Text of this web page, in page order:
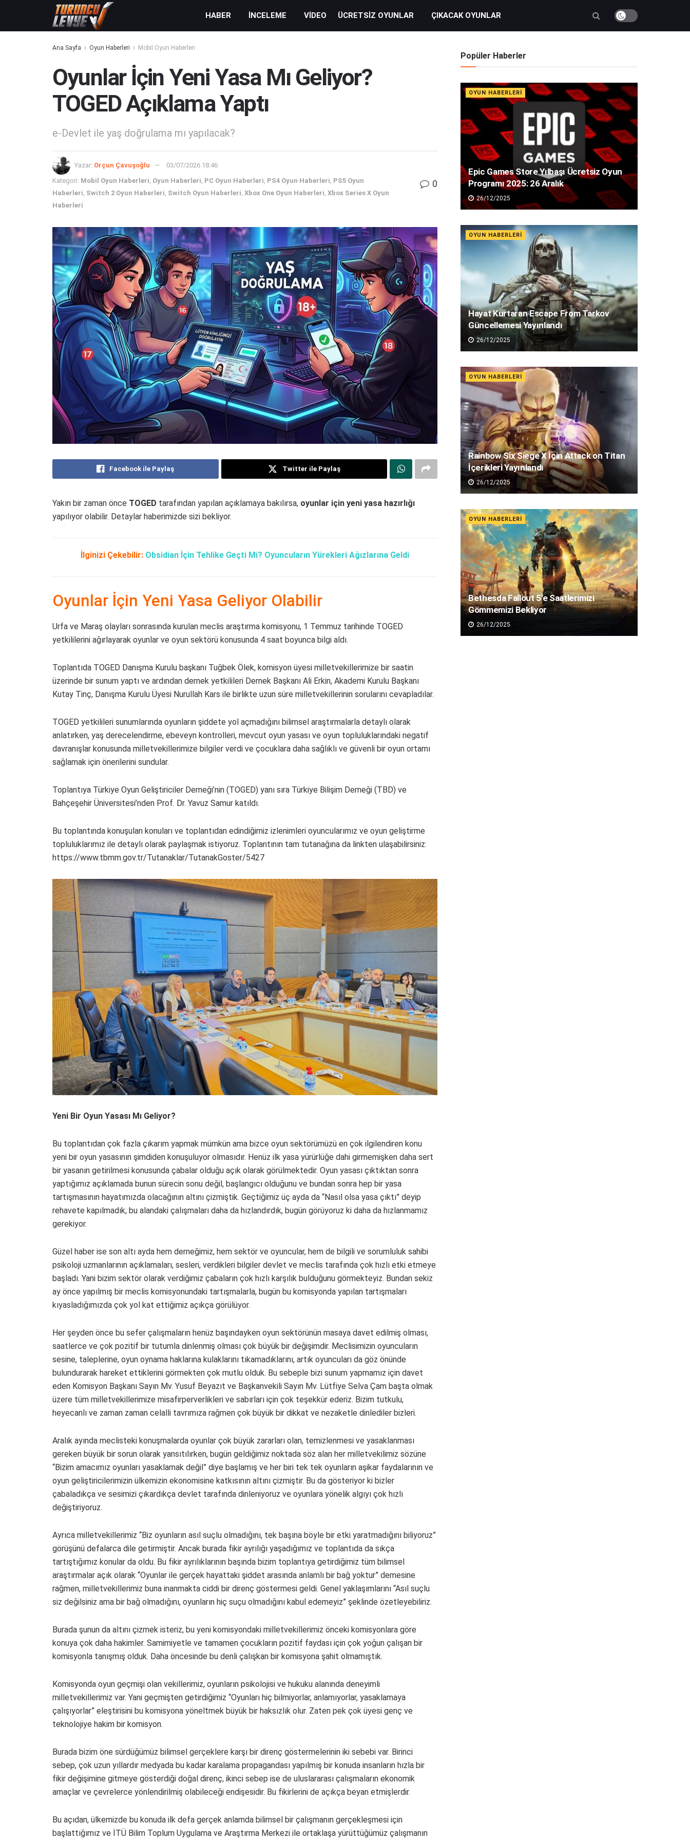
HABER İNCELEME VIDEO ÜCRETSIZ OYUNLAR ÇIKACAK OYUNLAR
Ana Sayfa Oyun Haberleri Mobil Oyun Haberleri
Oyunlar İçin Yeni Yasa Mı Geliyor?
TOGED Açıklama Yaptı
e-Devlet ile yaş doğrulama mı yapılacak?
Yazar: Orçun Çavuşoğlu 03/07/2026 18:46
Kategori: Mobil Oyun Haberleri, Oyun Haberleri, PC Oyun Haberleri, PS4 Oyun Haberleri, PS5 Oyun
Haberleri, Switch 2 Oyun Haberleri, Switch Oyun Haberleri, Xbox One Oyun Haberleri, Xbox Series X Oyun
Haberleri
0
Facebook ile Paylaş Twitter ile Paylaş
Yakın bir zaman önce TOGED tarafından yapılan açıklamaya bakılırsa, oyunlar için yeni yasa hazırlığı
yapılıyor olabilir. Detaylar haberimizde sizi bekliyor.
İlginizi Çekebilir: Obsidian İçin Tehlike Geçti Mi? Oyuncuların Yürekleri Ağızlarına Geldi
Oyunlar İçin Yeni Yasa Geliyor Olabilir
Urfa ve Maraş olayları sonrasında kurulan meclis araştırma komisyonu, 1 Temmuz tarihinde TOGED
yetkililerini ağırlayarak oyunlar ve oyun sektörü konusunda 4 saat boyunca bilgi aldı.
Toplantıda TOGED Danışma Kurulu başkanı Tuğbek Ölek, komisyon üyesi milletvekillerimize bir saatin
üzerinde bir sunum yaptı ve ardından dernek yetkilileri Dernek Başkanı Ali Erkin, Akademi Kurulu Başkanı
Kutay Tinç, Danışma Kurulu Üyesi Nurullah Kars ile birlikte uzun süre milletvekillerinin sorularını cevapladılar.
TOGED yetkilileri sunumlarında oyunların şiddete yol açmadığını bilimsel araştırmalarla detaylı olarak
anlatırken, yaş derecelendirme, ebeveyn kontrolleri, mevcut oyun yasası ve oyun topluluklarındaki negatif
davranışlar konusunda milletvekillerimize bilgiler verdi ve çocuklara daha sağlıklı ve güvenli bir oyun ortamı
sağlamak için önerilerini sundular.
Toplantıya Türkiye Oyun Geliştiriciler Derneği’nin (TOGED) yanı sıra Türkiye Bilişim Derneği (TBD) ve
Bahçeşehir Üniversitesi’nden Prof. Dr. Yavuz Samur katıldı.
Bu toplantında konuşulan konuları ve toplantıdan edindiğimiz izlenimleri oyuncularımız ve oyun geliştirme
topluluklarımız ile detaylı olarak paylaşmak istiyoruz. Toplantının tam tutanağına da linkten ulaşabilirsiniz:
https://www.tbmm.gov.tr/Tutanaklar/TutanakGoster/5427
Yeni Bir Oyun Yasası Mı Geliyor?
Bu toplantıdan çok fazla çıkarım yapmak mümkün ama bizce oyun sektörümüzü en çok ilgilendiren konu
yeni bir oyun yasasının şimdiden konuşuluyor olmasıdır. Henüz ilk yasa yürürlüğe dahi girmemişken daha sert
bir yasanın getirilmesi konusunda çabalar olduğu açık olarak görülmektedir. Oyun yasası çıktıktan sonra
yaptığımız açıklamada bunun sürecin sonu değil, başlangıcı olduğunu ve bundan sonra hep bir yasa
tartışmasının hayatımızda olacağının altını çizmiştik. Geçtiğimiz üç ayda da “Nasıl olsa yasa çıktı” deyip
rehavete kapılmadık, bu alandaki çalışmaları daha da hızlandırdık, bugün görüyoruz ki daha da hızlanmamız
gerekiyor.
Güzel haber ise son altı ayda hem derneğimiz, hem sektör ve oyuncular, hem de bilgili ve sorumluluk sahibi
psikoloji uzmanlarının açıklamaları, sesleri, verdikleri bilgiler devlet ve meclis tarafında çok hızlı etki etmeye
başladı. Yani bizim sektör olarak verdiğimiz çabaların çok hızlı karşılık bulduğunu görmekteyiz. Bundan sekiz
ay önce yapılmış bir meclis komisyonundaki tartışmalarla, bugün bu komisyonda yapılan tartışmaları
kıyasladığımızda çok yol kat ettiğimiz açıkça görülüyor.
Her şeyden önce bu sefer çalışmaların henüz başındayken oyun sektörünün masaya davet edilmiş olması,
saatlerce ve çok pozitif bir tutumla dinlenmiş olması çok büyük bir değişimdir. Meclisimizin oyuncuların
sesine, taleplerine, oyun oynama haklarına kulaklarını tıkamadıklarını, artık oyuncuları da göz önünde
bulundurarak hareket ettiklerini görmekten çok mutlu olduk. Bu sebeple bizi sunum yapmamız için davet
eden Komisyon Başkanı Sayın Mv. Yusuf Beyazıt ve Başkanvekili Sayın Mv. Lütfiye Selva Çam başta olmak
üzere tüm milletvekillerimize misafirperverlikleri ve sabırları için çok teşekkür ederiz. Bizim tutkulu,
heyecanlı ve zaman zaman celalli tavrımıza rağmen çok büyük bir dikkat ve nezaketle dinlediler bizleri.
Aralık ayında meclisteki konuşmalarda oyunlar çok büyük zararları olan, temizlenmesi ve yasaklanması
gereken büyük bir sorun olarak yansıtılırken, bugün geldiğimiz noktada söz alan her milletvekilimiz sözüne
“Bizim amacımız oyunları yasaklamak değil” diye başlamış ve her biri tek tek oyunların aşikar faydalarının ve
oyun geliştiricilerimizin ülkemizin ekonomisine katkısının altını çizmiştir. Bu da gösteriyor ki bizler
çabaladıkça ve sesimizi çıkardıkça devlet tarafında dinleniyoruz ve oyunlara yönelik algıyı çok hızlı
değiştiriyoruz.
Ayrıca milletvekillerimiz “Biz oyunların asıl suçlu olmadığını, tek başına böyle bir etki yaratmadığını biliyoruz”
görüşünü defalarca dile getirmiştir. Ancak burada fikir ayrılığı yaşadığımız ve toplantıda da sıkça
tartıştığımız konular da oldu. Bu fikir ayrılıklarının başında bizim toplantıya getirdiğimiz tüm bilimsel
araştırmalar açık olarak “Oyunlar ile gerçek hayattaki şiddet arasında anlamlı bir bağ yoktur” demesine
rağmen, milletvekillerimiz buna inanmakta ciddi bir direnç göstermesi geldi. Genel yaklaşımlarını “Asıl suçlu
siz değilsiniz ama bir bağ olmadığını, oyunların hiç suçu olmadığını kabul edemeyiz” şeklinde özetleyebiliriz.
Burada şunun da altını çizmek isteriz, bu yeni komisyondaki milletvekillerimiz önceki komisyonlara göre
konuya çok daha hakimler. Samimiyetle ve tamamen çocukların pozitif faydası için çok yoğun çalışan bir
komisyonla tanışmış olduk. Daha öncesinde bu denli çalışkan bir komisyona şahit olmamıştık.
Komisyonda oyun geçmişi olan vekillerimiz, oyunların psikolojisi ve hukuku alanında deneyimli
milletvekillerimiz var. Yani geçmişten getirdiğimiz “Oyunları hiç bilmiyorlar, anlamıyorlar, yasaklamaya
çalışıyorlar” eleştirisini bu komisyona yöneltmek büyük bir haksızlık olur. Zaten pek çok üyesi genç ve
teknolojiye hakim bir komisyon.
Burada bizim öne sürdüğümüz bilimsel gerçeklere karşı bir direnç göstermelerinin iki sebebi var. Birinci
sebep, çok uzun yıllardır medyada bu kadar karalama propagandası yapılmış bir konuda insanların hızla bir
fikir değişimine gitmeye gösterdiği doğal direnç, ikinci sebep ise de uluslararası çalışmaların ekonomik
amaçlar ve çevrelerce yönlendirilmiş olabileceği endişesidir. Bu fikirlerini de açıkça beyan etmişlerdir.
Bu açıdan, ülkemizde bu konuda ilk defa gerçek anlamda bilimsel bir çalışmanın gerçekleşmesi için
başlattığımız ve İTÜ Bilim Toplum Uygulama ve Araştırma Merkezi ile ortaklaşa yürüttüğümüz çalışmanın
Popüler Haberler
OYUN HABERLERI
Epic Games Store Yılbaşı Ücretsiz Oyun
Programı 2025: 26 Aralık
26/12/2025
OYUN HABERLERI
Hayat Kurtaran Escape From Tarkov
Güncellemesi Yayınlandı
26/12/2025
OYUN HABERLERI
Rainbow Six Siege X İçin Attack on Titan
İçerikleri Yayınlandı
26/12/2025
OYUN HABERLERI
Bethesda Fallout 5’e Saatlerimizi
Gömmemizi Bekliyor
26/12/2025